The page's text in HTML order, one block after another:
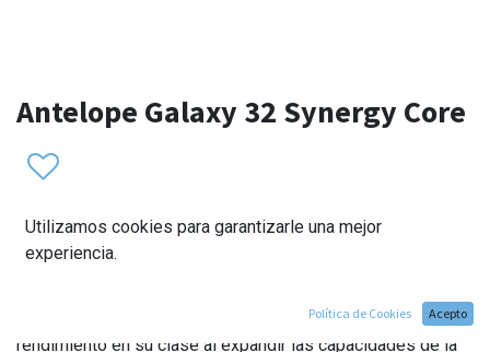
Antelope Galaxy 32 Synergy Core
El Galaxy 32 Synergy Core establece un nuevo estándar de
rendimiento en su clase al expandir las capacidades de la
Utilizamos cookies para garantizarle una mejor
experiencia.
Política de Cookies Acepto